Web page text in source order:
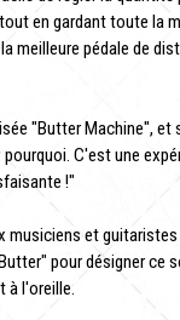
en gardant toute la
meilleure pédale de
"Butter Machine", et
C'est une
!"
musiciens et
pour désigner ce
à l'oreille.